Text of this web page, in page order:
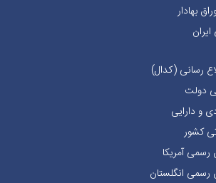
بهادار
رسانی (کدال)
دولت
و دارایی
کشور
رسمی آمریکا
رسمی انگلستان